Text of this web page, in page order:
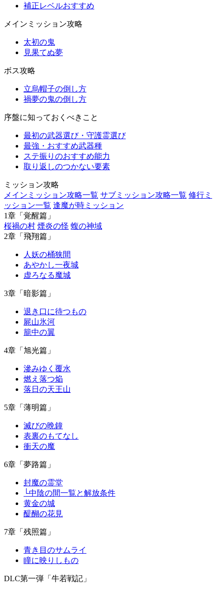
補正レベルおすすめ
メインミッション攻略
太初の鬼
見果てぬ夢
ボス攻略
立烏帽子の倒し方
禍夢の鬼の倒し方
序盤に知っておくべきこと
最初の武器選び・守護霊選び
最強・おすすめ武器種
ステ振りのおすすめ能力
取り返しのつかない要素
ミッション攻略
メインミッション攻略一覧 サブミッション攻略一覧 修行ミ
ッション一覧 逢魔が時ミッション
1章「覚醒篇」
桜禍の村 煙炎の怪 蝮の神域
2章「飛翔篇」
人妖の桶狭間
あやかし一夜城
虚ろなる魔城
3章「暗影篇」
退き口に待つもの
屍山氷河
籠中の翼
4章「旭光篇」
滲みゆく覆水
燃え落つ焔
落日の天王山
5章「薄明篇」
滅びの晩鐘
表裏のもてなし
衝天の魔
6章「夢路篇」
封魔の霊堂
└中陰の間一覧と解放条件
黄金の城
醍醐の花見
7章「残照篇」
青き目のサムライ
瞳に映りしもの
DLC第一弾「牛若戦記」